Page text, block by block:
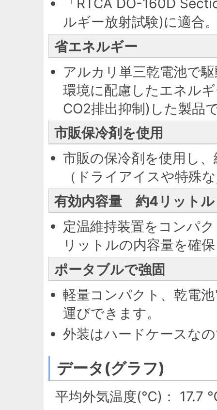
ルギー放射試験)に適合
省エネルギー
アルカリ単三乾電池で
環境に配慮したエネル
CO2排出抑制)した製品
市販保冷剤を使用
市販の保冷剤を使用し
（ドライアイスや特殊
有効内容量 約4リットル
定温維持装置をコンパ
リットルの内容量を確
ポータブルで強固
軽量コンパクト、乾電
運びできます。
外装はハードケースな
データ(グラフ)
平均外気温度(℃)： 17.7